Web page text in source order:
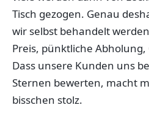
Tisch gezogen. Genau
wir selbst behandelt
Preis, pünktliche Abholung,
Dass unsere Kunden uns
Sternen bewerten, macht
bisschen stolz.